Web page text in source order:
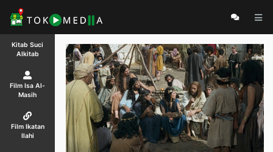
Kitab Suci
Alkitab
Film Isa Al-
Masih
Film Ikatan
Ilahi